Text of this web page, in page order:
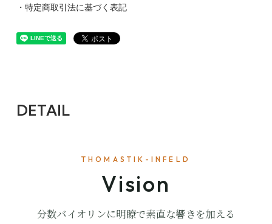
・特定商取引法に基づく表記
DETAIL
THOMASTIK-INFELD
Vision
分数バイオリンに明瞭で素直な響きを加える